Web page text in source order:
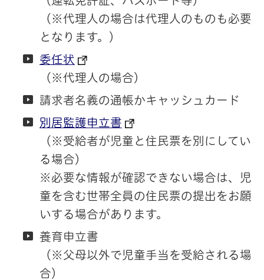
（※代理人の場合は代理人のものも必要
となります。）
委任状
（※代理人の場合）
請求者名義の通帳かキャッシュカード
別居監護申立書
（※受給者が児童と住民票を別にしてい
る場合）
※必要な情報が確認できない場合は、児
童を含む世帯全員の住民票の提出をお願
いする場合があります。
養育申立書
（※父母以外で児童手当を受給される場
合）